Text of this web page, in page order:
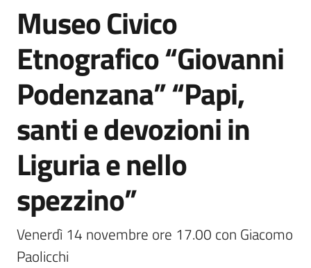
Civile
Medaglia
d'argento
al Valor
Militare
Amministrazione
Novità
Menu selezionato
Servizi
Salta al contenuto
Museo Civico
Etnografico “Giovanni
Podenzana” “Papi,
santi e devozioni in
Liguria e nello
spezzino”
Venerdì 14 novembre ore 17.00 con Giacomo
Paolicchi